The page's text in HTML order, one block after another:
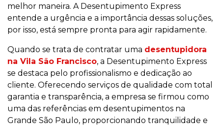
melhor maneira. A Desentupimento Express
entende a urgência e a importância dessas soluções,
por isso, está sempre pronta para agir rapidamente.
Quando se trata de contratar uma desentupidora
na Vila São Francisco, a Desentupimento Express
se destaca pelo profissionalismo e dedicação ao
cliente. Oferecendo serviços de qualidade com total
garantia e transparência, a empresa se firmou como
uma das referências em desentupimentos na
Grande São Paulo, proporcionando tranquilidade e